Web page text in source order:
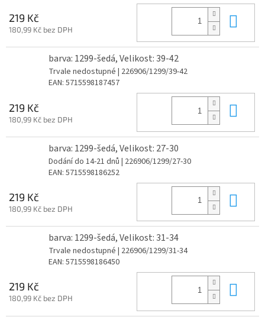
219 Kč
180,99 Kč bez DPH
barva: 1299-šedá, Velikost: 39-42
Trvale nedostupné | 226906/1299/39-42
EAN: 5715598187457
219 Kč
180,99 Kč bez DPH
barva: 1299-šedá, Velikost: 27-30
Dodání do 14-21 dnů | 226906/1299/27-30
EAN: 5715598186252
219 Kč
180,99 Kč bez DPH
barva: 1299-šedá, Velikost: 31-34
Trvale nedostupné | 226906/1299/31-34
EAN: 5715598186450
219 Kč
180,99 Kč bez DPH